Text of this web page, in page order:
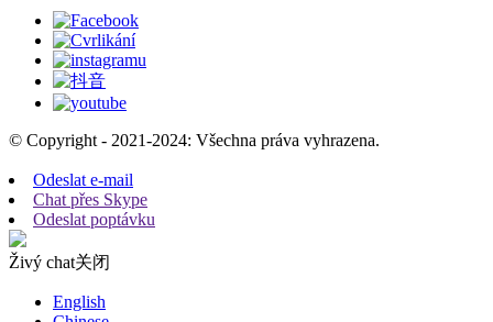
© Copyright - 2021-2024: Všechna práva vyhrazena.
Odeslat e-mail
Chat přes Skype
Odeslat poptávku
Živý chat关闭
English